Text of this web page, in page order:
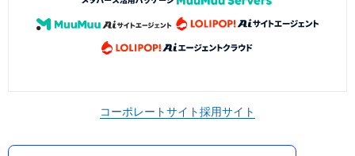
コーポレートサイト採用サイト